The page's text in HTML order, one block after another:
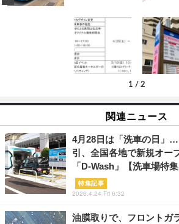
1 / 2
関連ニュース
4月28日は「洗車の日」
引、全国各地で新規オー
「D-Wash」【洗車場特集
特集記事
2026.4.24 Fri 6:32
油膜取りで、フロントガ